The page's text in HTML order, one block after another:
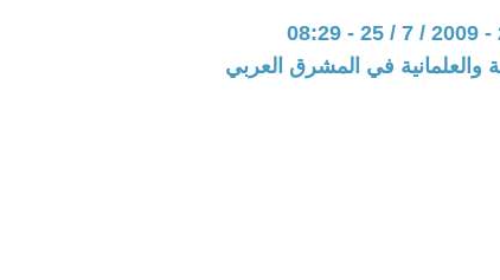
والعلمانية في المشرق العربي